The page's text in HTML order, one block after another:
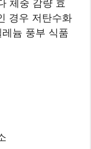
체중 감량 효
경우 저탄수화
늄 풍부 식품